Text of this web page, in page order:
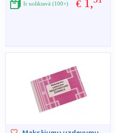
€ 1,
Ir noliktavā (100+)